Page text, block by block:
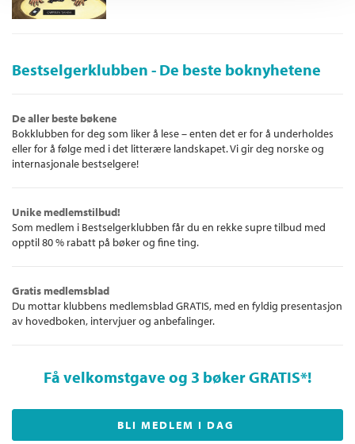
Bestselgerklubben - De beste boknyhetene
De aller beste bøkene
Bokklubben for deg som liker å lese – enten det er for å underholdes
eller for å følge med i det litterære landskapet. Vi gir deg norske og
internasjonale bestselgere!
Unike medlemstilbud!
Som medlem i Bestselgerklubben får du en rekke supre tilbud med
opptil 80 % rabatt på bøker og fine ting.
Gratis medlemsblad
Du mottar klubbens medlemsblad GRATIS, med en fyldig presentasjon
av hovedboken, intervjuer og anbefalinger.
Få velkomstgave og 3 bøker GRATIS*!
BLI MEDLEM I DAG